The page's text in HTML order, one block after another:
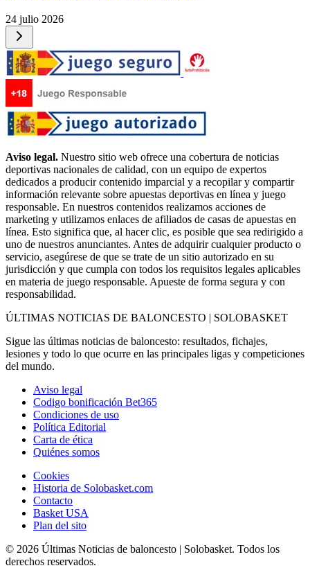
24 julio 2026
Aviso legal. Nuestro sitio web ofrece una cobertura de noticias
deportivas nacionales de calidad, con un equipo de expertos
dedicados a producir contenido imparcial y a recopilar y compartir
información relevante sobre apuestas deportivas en línea y juego
responsable. En nuestros contenidos realizamos acciones de
marketing y utilizamos enlaces de afiliados de casas de apuestas en
línea. Esto significa que, al hacer clic, es posible que sea redirigido a
uno de nuestros anunciantes. Antes de adquirir cualquier producto o
servicio, asegúrese de que se trate de un sitio autorizado en su
jurisdicción y que cumpla con todos los requisitos legales aplicables
en materia de juego responsable. Apueste de forma segura y con
responsabilidad.
ÚLTIMAS NOTICIAS DE BALONCESTO | SOLOBASKET
Sigue las últimas noticias de baloncesto: resultados, fichajes,
lesiones y todo lo que ocurre en las principales ligas y competiciones
del mundo.
Aviso legal
Codigo bonificación Bet365
Condiciones de uso
Política Editorial
Carta de ética
Quiénes somos
Cookies
Historia de Solobasket.com
Contacto
Basket USA
Plan del sito
© 2026 Últimas Noticias de baloncesto | Solobasket. Todos los
derechos reservados.